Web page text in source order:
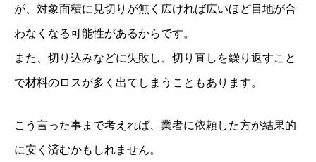
が、対象面積に見切りが無く広ければ広いほど目地が合
わなくなる可能性があるからです。
また、切り込みなどに失敗し、切り直しを繰り返すこと
で材料のロスが多く出てしまうこともあります。
こう言った事まで考えれば、業者に依頼した方が結果的
に安く済むかもしれません。